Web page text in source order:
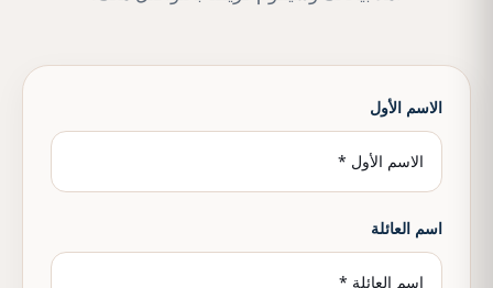
الاسم الأول
اسم العائلة